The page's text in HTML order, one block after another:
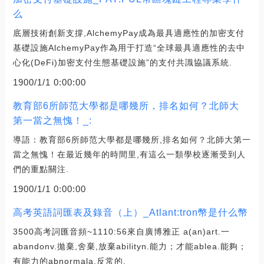
么
底層技術創新支撐,AlchemyPay成為最具適應性的加密支付
基礎設施AlchemyPay作為用于打造“全球最具適應性的去中
心化(DeFi)加密支付生態基礎設施”的支付共識協議系統.
1900/1/1 0:00:00
教育部6所師范大學都是哪幾所，排名如何？北師大
第一當之無愧！_:
導語：教育部6所師范大學都是哪幾所,排名如何？北師大第一
當之無愧！在最近幾年的時間里,有這么一類學校逐漸受到人
們的重點關注.
1900/1/1 0:00:00
高考英語詞匯表及錄音（上）_Atlant:tron幣是什么幣
3500高考詞匯音頻~1110:56來自廣博雅正 a(an)art.一
abandonv.拋棄,舍棄,放棄abilityn.能力；才能ablea.能夠；
有能力的abnormala.反常的.